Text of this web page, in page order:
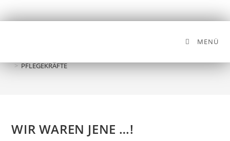
MENÜ
> PFLEGEKRÄFTE
WIR WAREN JENE …!